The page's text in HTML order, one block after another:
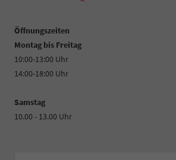
Öffnungszeiten
Montag bis Freitag
10:00-13:00 Uhr
14:00-18:00 Uhr
Samstag
10.00 - 13.00 Uhr